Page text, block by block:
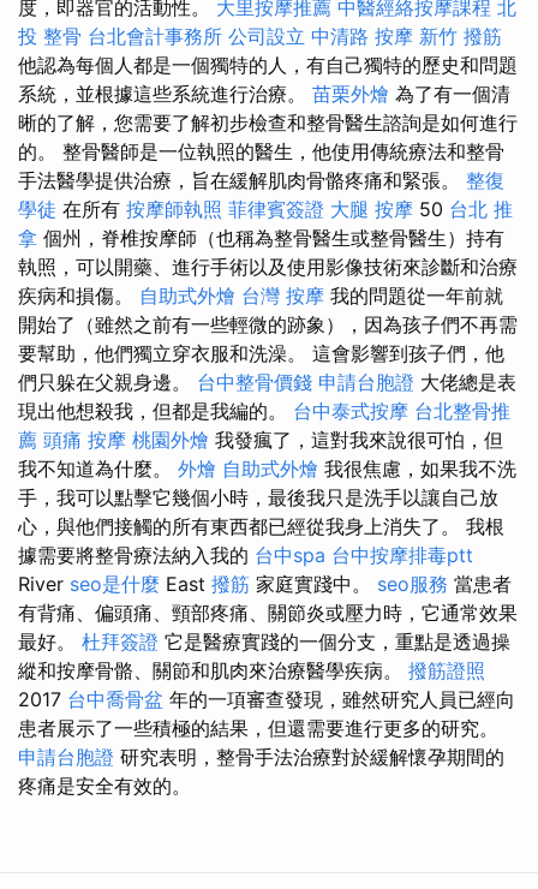
度，即器官的活動性。 大里按摩推薦 中醫經絡按摩課程 北
投 整骨 台北會計事務所 公司設立 中清路 按摩 新竹 撥筋
他認為每個人都是一個獨特的人，有自己獨特的歷史和問題
系統，並根據這些系統進行治療。 苗栗外燴 為了有一個清
晰的了解，您需要了解初步檢查和整骨醫生諮詢是如何進行
的。 整骨醫師是一位執照的醫生，他使用傳統療法和整骨
手法醫學提供治療，旨在緩解肌肉骨骼疼痛和緊張。 整復
學徒 在所有 按摩師執照 菲律賓簽證 大腿 按摩 50 台北 推
拿 個州，脊椎按摩師（也稱為整骨醫生或整骨醫生）持有
執照，可以開藥、進行手術以及使用影像技術來診斷和治療
疾病和損傷。 自助式外燴 台灣 按摩 我的問題從一年前就
開始了（雖然之前有一些輕微的跡象），因為孩子們不再需
要幫助，他們獨立穿衣服和洗澡。 這會影響到孩子們，他
們只躲在父親身邊。 台中整骨價錢 申請台胞證 大佬總是表
現出他想殺我，但都是我編的。 台中泰式按摩 台北整骨推
薦 頭痛 按摩 桃園外燴 我發瘋了，這對我來說很可怕，但
我不知道為什麼。 外燴 自助式外燴 我很焦慮，如果我不洗
手，我可以點擊它幾個小時，最後我只是洗手以讓自己放
心，與他們接觸的所有東西都已經從我身上消失了。 我根
據需要將整骨療法納入我的 台中spa 台中按摩排毒ptt
River seo是什麼 East 撥筋 家庭實踐中。 seo服務 當患者
有背痛、偏頭痛、頸部疼痛、關節炎或壓力時，它通常效果
最好。 杜拜簽證 它是醫療實踐的一個分支，重點是透過操
縱和按摩骨骼、關節和肌肉來治療醫學疾病。 撥筋證照
2017 台中喬骨盆 年的一項審查發現，雖然研究人員已經向
患者展示了一些積極的結果，但還需要進行更多的研究。
申請台胞證 研究表明，整骨手法治療對於緩解懷孕期間的
疼痛是安全有效的。